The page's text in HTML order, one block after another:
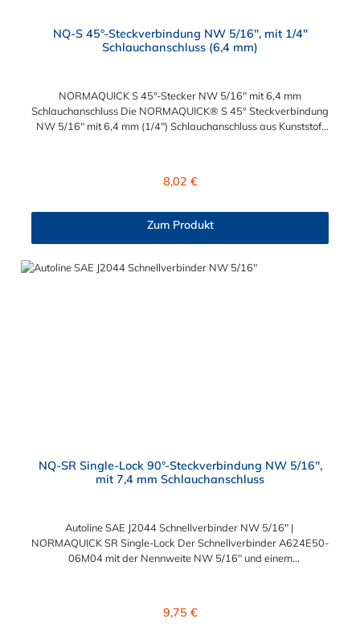
NQ-S 45°-Steckverbindung NW 5/16", mit 1/4"
Schlauchanschluss (6,4 mm)
NORMAQUICK S 45°-Stecker NW 5/16" mit 6,4 mm
Schlauchanschluss Die NORMAQUICK® S 45° Steckverbindung
NW 5/16" mit 6,4 mm (1/4") Schlauchanschluss aus Kunststoff
Steckverbindung hat eine große Beständigkeit gegen
S 45° Steckverbindung NW 5/16" mit 6,4 mm (1/4")
Schlauchanschluss eignen sich ideal zum Anschluss von
medienführenden Leitungen und lassen sich ohne Werkzeug
schnell montieren.
Regulärer Preis:
8,02 €
Zum Produkt
NQ-SR Single-Lock 90°-Steckverbindung NW 5/16",
mit 7,4 mm Schlauchanschluss
Autoline SAE J2044 Schnellverbinder NW 5/16" |
NORMAQUICK SR Single-Lock Der Schnellverbinder A624E50-
06M04 mit der Nennweite NW 5/16" und einem
Inneren des Autoline SAE J2044 Schnellverbinder NW 5/16"
Regulärer Preis:
9,75 €